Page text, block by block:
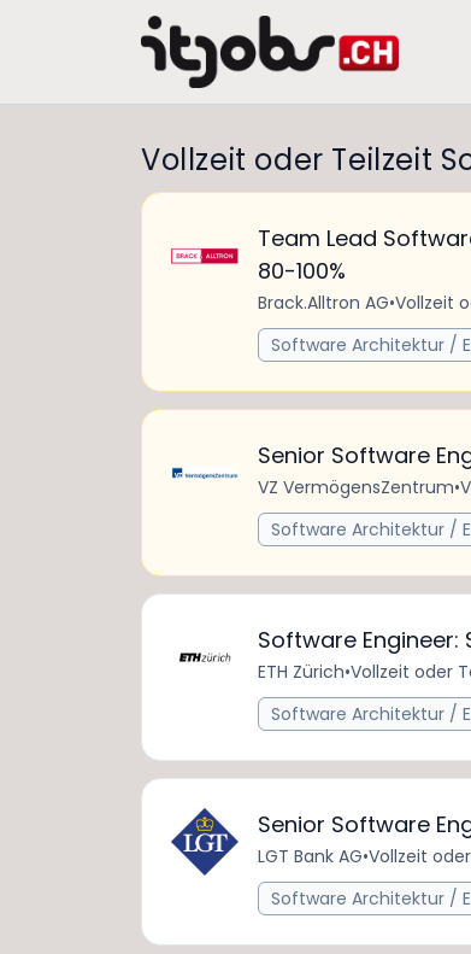
Vollzeit oder Teilzeit
Team Lead
80-100%
Brack.Alltron AG•Vollzeit
Software Architektur /
Senior Software
VZ VermögensZentrum•
Software Architektur /
Software Engineer:
ETH Zürich•Vollzeit oder
Software Architektur /
Senior Software
LGT Bank AG•Vollzeit
Software Architektur /